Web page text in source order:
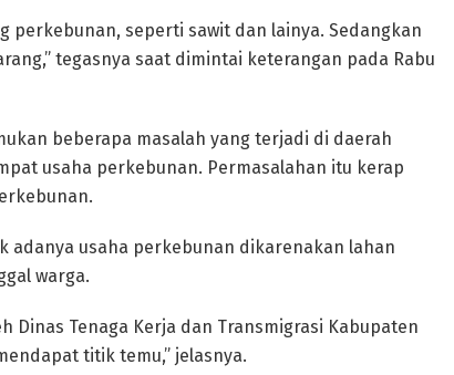
perkebunan, seperti sawit dan lainya. Sedangkan
tegasnya saat dimintai keterangan pada Rabu
beberapa masalah yang terjadi di daerah
usaha perkebunan. Permasalahan itu kerap
adanya usaha perkebunan dikarenakan lahan
warga.
Dinas Tenaga Kerja dan Transmigrasi Kabupaten
titik temu,” jelasnya.